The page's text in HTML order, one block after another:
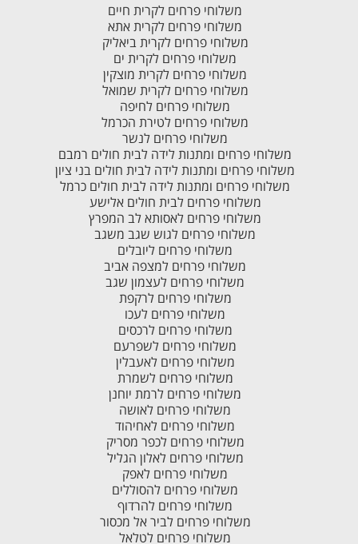
משלוחי פרחים לקרית חיים
משלוחי פרחים לקרית אתא
משלוחי פרחים לקרית ביאליק
משלוחי פרחים לקרית ים
משלוחי פרחים לקרית מוצקין
משלוחי פרחים לקרית שמואל
משלוחי פרחים לחיפה
משלוחי פרחים לטירת הכרמל
משלוחי פרחים לנשר
משלוחי פרחים ומתנות לידה לבית חולים רמבם
משלוחי פרחים ומתנות לידה לבית חולים בני ציון
משלוחי פרחים ומתנות לידה לבית חולים כרמל
משלוחי פרחים לבית חולים אלישע
משלוחי פרחים לאסותא לב המפרץ
משלוחי פרחים לגוש שגב משגב
משלוחי פרחים ליובלים
משלוחי פרחים למצפה אביב
משלוחי פרחים לעצמון שגב
משלוחי פרחים לרקפת
משלוחי פרחים לעכו
משלוחי פרחים לרכסים
משלוחי פרחים לשפרעם
משלוחי פרחים לאעבלין
משלוחי פרחים לשמרת
משלוחי פרחים לרמת יוחנן
משלוחי פרחים לאושה
משלוחי פרחים לאחיהוד
משלוחי פרחים לכפר מסריק
משלוחי פרחים לאלון הגליל
משלוחי פרחים לאפק
משלוחי פרחים להסוללים
משלוחי פרחים להרדוף
משלוחי פרחים לביר אל מכסור
משלוחי פרחים לטלאל